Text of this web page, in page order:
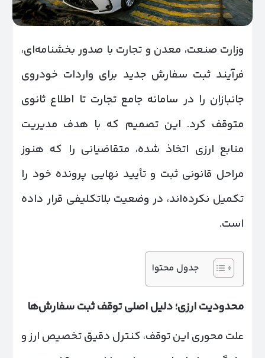
وزارت صنعت، معدن و تجارت با صدور بخشنامه‌ای،
فرآیند ثبت سفارش جدید برای واردات خودروی
جانبازان را در سامانه جامع تجارت تا اطلاع ثانوی
متوقف کرد. این تصمیم که با هدف مدیریت
منابع ارزی اتخاذ شده، متقاضیانی را که هنوز
مراحل قانونی ثبت و تأیید نهایی پرونده خود را
تکمیل نکرده‌اند، در وضعیت بلاتکلیفی قرار داده
است.
جدول محتوا
محدودیت ارزی؛ دلیل اصلی توقف ثبت سفارش‌ها
علت محوری این توقف، کنترل دقیق تخصیص ارز و